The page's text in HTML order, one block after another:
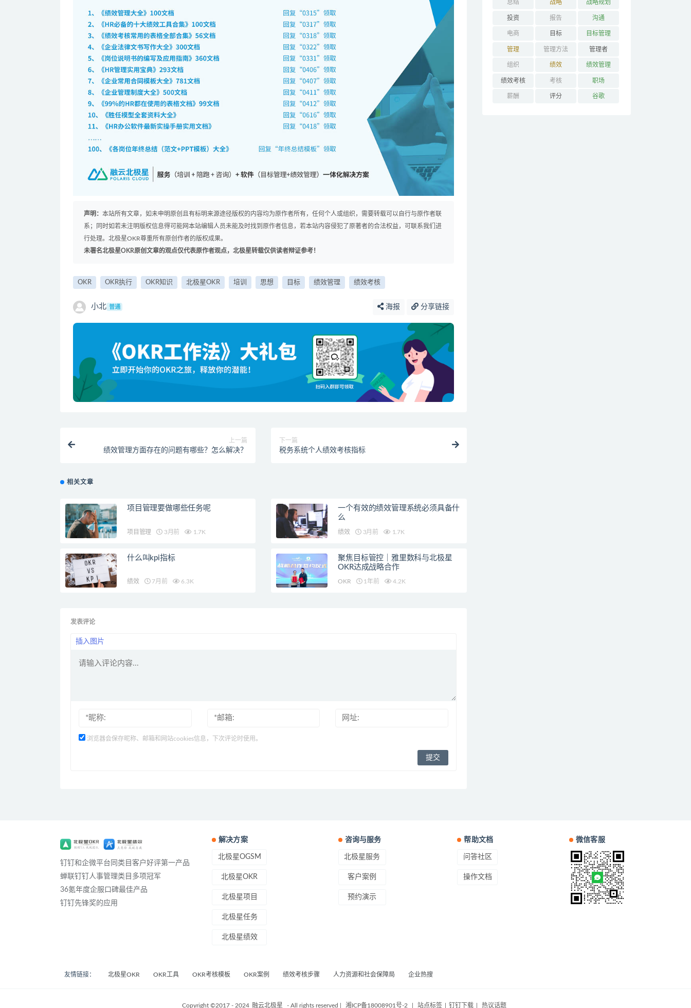
声明： 本站所有文章，如未申明原创且有标明来源途径版权的内容均为原作者所有，任何个人或组织，需要转载可以自行与原作者联
系；同时如若未注明版权信息得可能网本站编辑人员未能及时找到原作者信息，若本站内容侵犯了原著者的合法权益，可联系我们进
行处理。北极星OKR尊重所有原创作者的版权成果。
未署名北极星OKR原创文章的观点仅代表原作者观点，北极星转载仅供读者辩证参考！
OKR OKR执行 OKR知识 北极星OKR 培训 思想 目标 绩效管理 绩效考核
小北 普通 海报 分享链接
上一篇
绩效管理方面存在的问题有哪些？怎么解决？
下一篇
税务系统个人绩效考核指标
相关文章
项目管理要做哪些任务呢
项目管理 3月前 1.7K
一个有效的绩效管理系统必须具备什
么
绩效 3月前 1.7K
什么叫kpi指标
绩效 7月前 6.3K
聚焦目标管控｜雅里数科与北极星
OKR达成战略合作
OKR 1年前 4.2K
发表评论
插入图片
浏览器会保存昵称、邮箱和网站cookies信息，下次评论时使用。
总结 战略 战略规划
投资 报告 沟通
电商 目标 目标管理
管理 管理方法 管理者
组织 绩效 绩效管理
绩效考核 考核 职场
薪酬 评分 谷歌
钉钉和企微平台同类目客户好评第一产品
蝉联钉钉人事管理类目多项冠军
36氪年度企服口碑最佳产品
钉钉先锋奖的应用
解决方案
北极星OGSM
北极星OKR
北极星项目
北极星任务
北极星绩效
咨询与服务
北极星服务
客户案例
预约演示
帮助文档
问答社区
操作文档
微信客服
友情链接： 北极星OKR OKR工具 OKR考核模板 OKR案例 绩效考核步骤 人力资源和社会保障局 企业热搜
Copyright ©2017 - 2024 融云北极星 - All rights reserved 湘ICP备18008901号-2 站点标签 钉钉下载 热议话题